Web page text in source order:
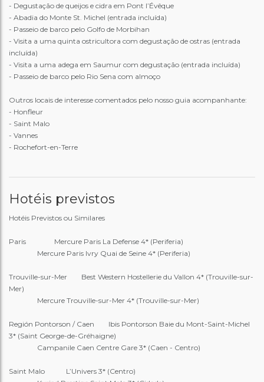
- Degustação de queijos e cidra em Pont l’Évêque
- Abadia do Monte St. Michel (entrada incluída)
- Passeio de barco pelo Golfo de Morbihan
- Visita a uma quinta ostricultora com degustação de ostras (entrada
incluída)
- Visita a uma adega em Saumur com degustação (entrada incluída)
- Passeio de barco pelo Rio Sena com almoço
Outros locais de interesse comentados pelo nosso guia acompanhante:
- Honfleur
- Saint Malo
- Vannes
- Rochefort-en-Terre
Hotéis previstos
Hotéis Previstos ou Similares
Paris Mercure Paris La Defense 4* (Periferia)
Mercure Paris Ivry Quai de Seine 4* (Periferia)
Trouville-sur-Mer Best Western Hostellerie du Vallon 4* (Trouville-sur-
Mer)
Mercure Trouville-sur-Mer 4* (Trouville-sur-Mer)
Región Pontorson / Caen Ibis Pontorson Baie du Mont-Saint-Michel
3* (Saint George-de-Gréhaigne)
Campanile Caen Centre Gare 3* (Caen - Centro)
Saint Malo L’Univers 3* (Centro)